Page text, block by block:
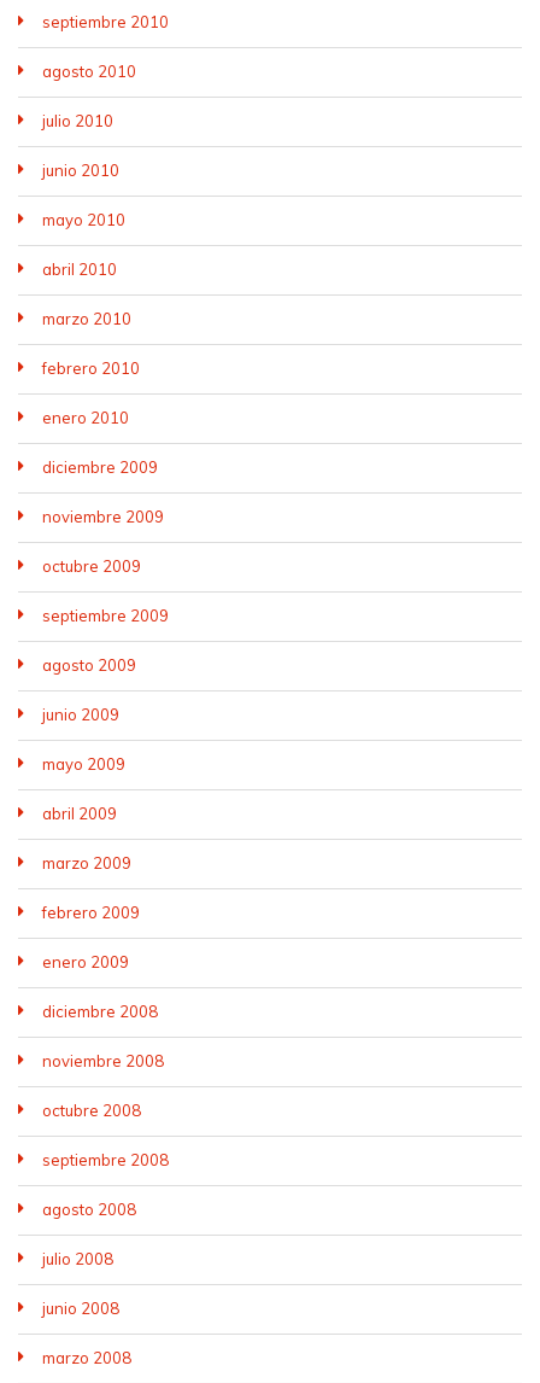
septiembre 2010
agosto 2010
julio 2010
junio 2010
mayo 2010
abril 2010
marzo 2010
febrero 2010
enero 2010
diciembre 2009
noviembre 2009
octubre 2009
septiembre 2009
agosto 2009
junio 2009
mayo 2009
abril 2009
marzo 2009
febrero 2009
enero 2009
diciembre 2008
noviembre 2008
octubre 2008
septiembre 2008
agosto 2008
julio 2008
junio 2008
marzo 2008